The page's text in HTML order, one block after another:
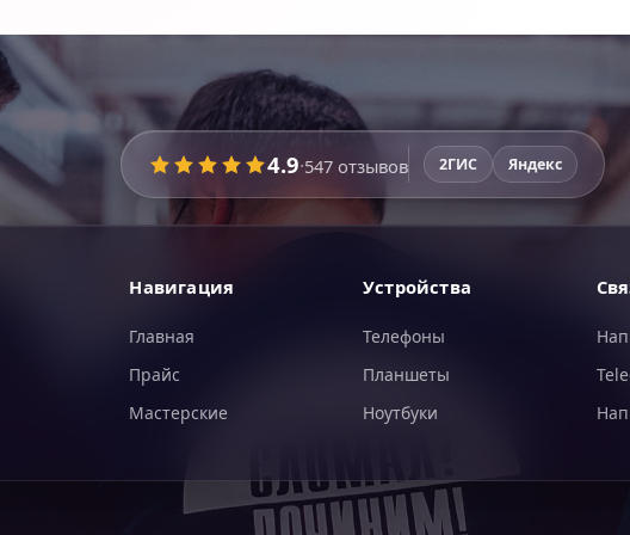
4.9·547 отзывов 2ГИС Яндекс
Навигация
Главная
Прайс
Мастерские
Устройства
Телефоны
Планшеты
Ноутбуки